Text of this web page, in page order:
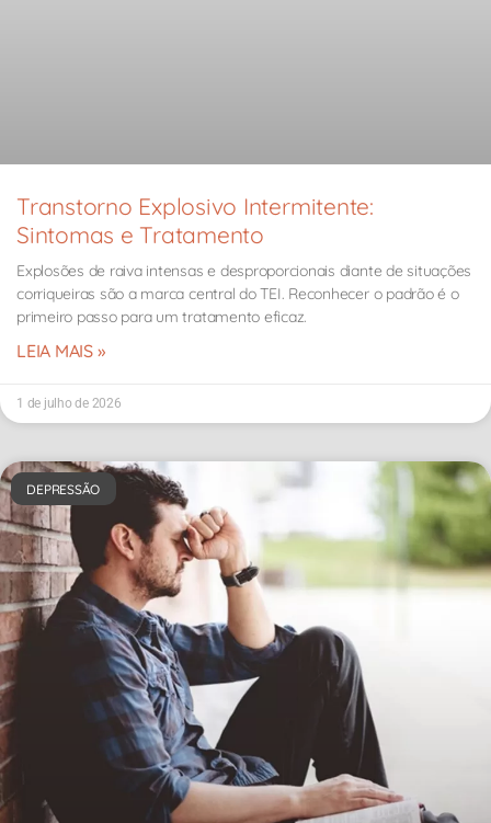
Transtorno Explosivo Intermitente:
Sintomas e Tratamento
Explosões de raiva intensas e desproporcionais diante de situações
corriqueiras são a marca central do TEI. Reconhecer o padrão é o
primeiro passo para um tratamento eficaz.
LEIA MAIS »
1 de julho de 2026
DEPRESSÃO